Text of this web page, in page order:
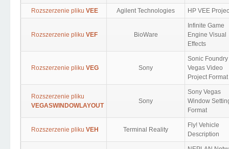
Rozszerzenie pliku VEE Agilent Technologies HP VEE
Rozszerzenie pliku VEF BioWare
Infinite Game
Engine Visual
Effects
Rozszerzenie pliku VEG Sony
Sonic Foundry
Vegas Video
Project Format
Rozszerzenie pliku
VEGASWINDOWLAYOUT
Sony
Sony Vegas
Window
Format
Rozszerzenie pliku VEH Terminal Reality
Fly! Vehicle
Description